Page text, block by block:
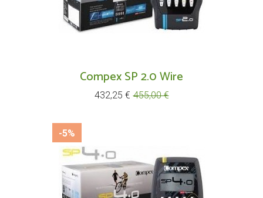
Compex SP 2.0 Wire
Prix
432,25 € Prix
455,00 €
-5%